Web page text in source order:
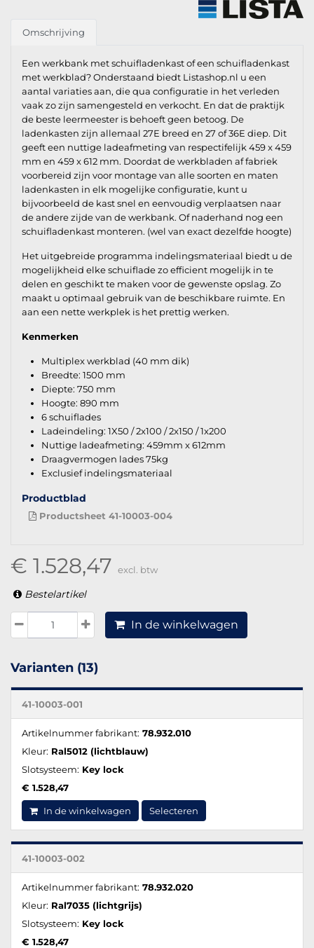
Omschrijving
Een werkbank met schuifladenkast of een schuifladenkast
met werkblad? Onderstaand biedt Listashop.nl u een
aantal variaties aan, die qua configuratie in het verleden
vaak zo zijn samengesteld en verkocht. En dat de praktijk
de beste leermeester is behoeft geen betoog. De
ladenkasten zijn allemaal 27E breed en 27 of 36E diep. Dit
geeft een nuttige ladeafmeting van respectifelijk 459 x 459
mm en 459 x 612 mm. Doordat de werkbladen af fabriek
voorbereid zijn voor montage van alle soorten en maten
ladenkasten in elk mogelijke configuratie, kunt u
bijvoorbeeld de kast snel en eenvoudig verplaatsen naar
de andere zijde van de werkbank. Of naderhand nog een
schuifladenkast monteren. (wel van exact dezelfde hoogte)
Het uitgebreide programma indelingsmateriaal biedt u de
mogelijkheid elke schuiflade zo efficient mogelijk in te
delen en geschikt te maken voor de gewenste opslag. Zo
maakt u optimaal gebruik van de beschikbare ruimte. En
aan een nette werkplek is het prettig werken.
Kenmerken
Multiplex werkblad (40 mm dik)
Breedte: 1500 mm
Diepte: 750 mm
Hoogte: 890 mm
6 schuiflades
Ladeindeling: 1X50 / 2x100 / 2x150 / 1x200
Nuttige ladeafmeting: 459mm x 612mm
Draagvermogen lades 75kg
Exclusief indelingsmateriaal
Productblad
Productsheet 41-10003-004
€ 1.528,47 excl. btw
Bestelartikel
In de winkelwagen
Varianten (13)
41-10003-001
Artikelnummer fabrikant: 78.932.010
Kleur: Ral5012 (lichtblauw)
Slotsysteem: Key lock
€ 1.528,47
In de winkelwagen Selecteren
41-10003-002
Artikelnummer fabrikant: 78.932.020
Kleur: Ral7035 (lichtgrijs)
Slotsysteem: Key lock
€ 1.528,47